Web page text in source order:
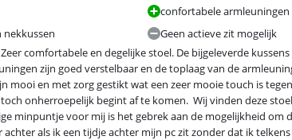
confortabele armleuningen
Geen actieve zit mogelijk
comfortabele en degelijke stoel. De bijgeleverde
zijn goed verstelbaar en de toplaag van de
mooi en met zorg gestikt wat een zeer mooie touch is
onherroepelijk begint af te komen.  Wij vinden deze
minpuntje voor mij is het gebrek aan de mogelijkheid om
achter als ik een tijdje achter mijn pc zit zonder dat ik